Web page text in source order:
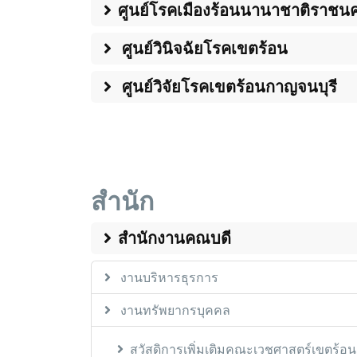
ศูนย์โรคเมืองร้อนนานาชาติราชน
ศูนย์วินิจฉัยโรคเขตร้อน
ศูนย์วิจัยโรคเขตร้อนกาญจนบุรี
สำนัก
สำนักงานคณบดี
งานบริหารธุรการ
งานทรัพยากรบุคคล
สวัสดิการเพิ่มเติมคณะเวชศาสตร์เขตร้อน